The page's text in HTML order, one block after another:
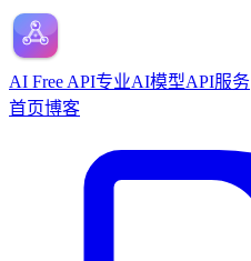
AI Free API专业AI模型API服务
首页博客